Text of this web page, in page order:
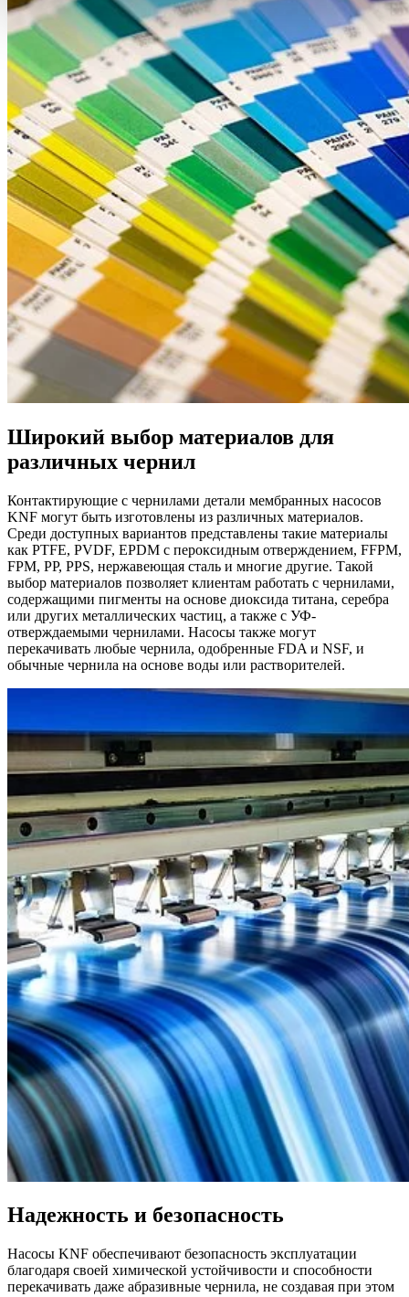
Широкий выбор материалов для
различных чернил
Контактирующие с чернилами детали мембранных насосов
KNF могут быть изготовлены из различных материалов.
Среди доступных вариантов представлены такие материалы
как PTFE, PVDF, EPDM с пероксидным отверждением, FFPM,
FPM, PP, PPS, нержавеющая сталь и многие другие. Такой
выбор материалов позволяет клиентам работать с чернилами,
содержащими пигменты на основе диоксида титана, серебра
или других металлических частиц, а также с УФ-
отверждаемыми чернилами. Насосы также могут
перекачивать любые чернила, одобренные FDA и NSF, и
обычные чернила на основе воды или растворителей.
Надежность и безопасность
Насосы KNF обеспечивают безопасность эксплуатации
благодаря своей химической устойчивости и способности
перекачивать даже абразивные чернила, не создавая при этом